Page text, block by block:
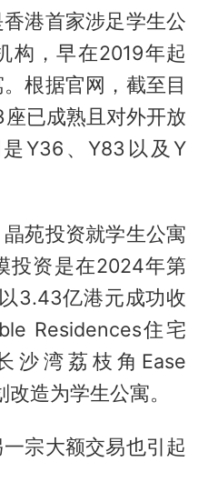
港首家涉足学生公
构，早在2019年起
根据官网，截至目
已成熟且对外开放
Y36、Y83以及Y
苑投资就学生公寓
投资是在2024年第
3.43亿港元成功收
Residences住宅
沙湾荔枝角Ease
造为学生公寓。
宗大额交易也引起